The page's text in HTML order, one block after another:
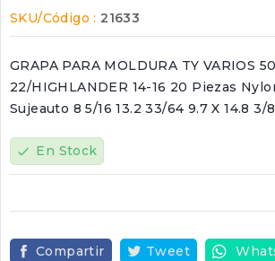
SKU/Código : 21633
GRAPA PARA MOLDURA TY VARIOS
22/HIGHLANDER 14-16 20 Piezas
Sujeauto 8 5/16 13.2 33/64 9.7 X 14.8 3/
check En Stock
Compartir Tweet